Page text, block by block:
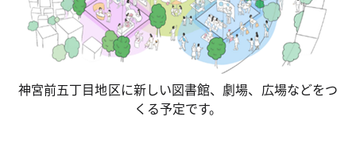
神宮前五丁目地区に新しい図書館、劇場、広場などをつ
くる予定です。